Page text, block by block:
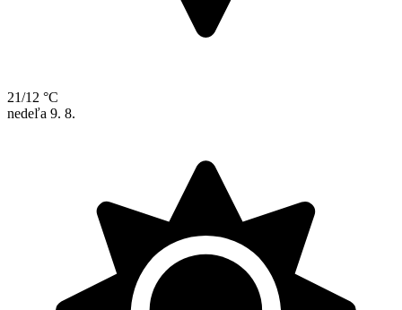
21/12 °C
nedeľa 9. 8.